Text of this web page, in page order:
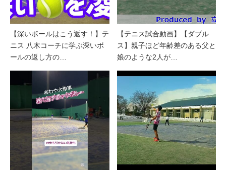
【深いボールはこう返す！】テ
ニス 八木コーチに学ぶ深いボ
ールの返し方の…
【テニス試合動画】【ダブル
ス】親子ほど年齢差のある父と
娘のような2人が…